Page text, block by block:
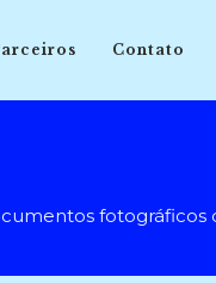
Contato